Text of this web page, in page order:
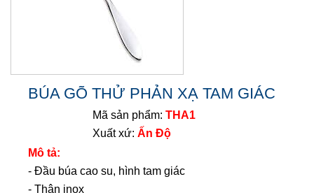
BÚA GÕ THỬ PHẢN XẠ TAM GIÁC
Mã sản phẩm: THA1
Xuất xứ: Ấn Độ
Mô tả:
- Đầu búa cao su, hình tam giác
- Thân inox